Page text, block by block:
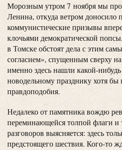
Морозным утром 7 ноября мы
Ленина, откуда ветром доносило
коммунистические призывы
клочьями демократической
в Томске обстоят дела с этим
согласием», спущенным сверху
именно здесь нашли какой-
новодельному празднику хотя бы
правдоподобия.
Недалеко от памятника вождю
переминающейся толпой флаги и
разговоров выясняется: здесь
предстоящего шествия. Кого-то